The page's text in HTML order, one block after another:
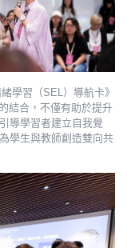
學習（SEL）導航卡》
結合，不僅有助於提升
導學習者建立自我覺
學生與教師創造雙向共